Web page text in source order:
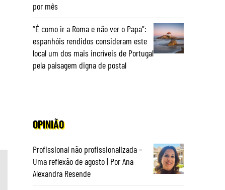
por mês
“É como ir a Roma e não ver o Papa”:
espanhóis rendidos consideram este
local um dos mais incríveis de Portugal
pela paisagem digna de postal
OPINIÃO
Profissional não profissionalizada –
Uma reflexão de agosto | Por Ana
Alexandra Resende